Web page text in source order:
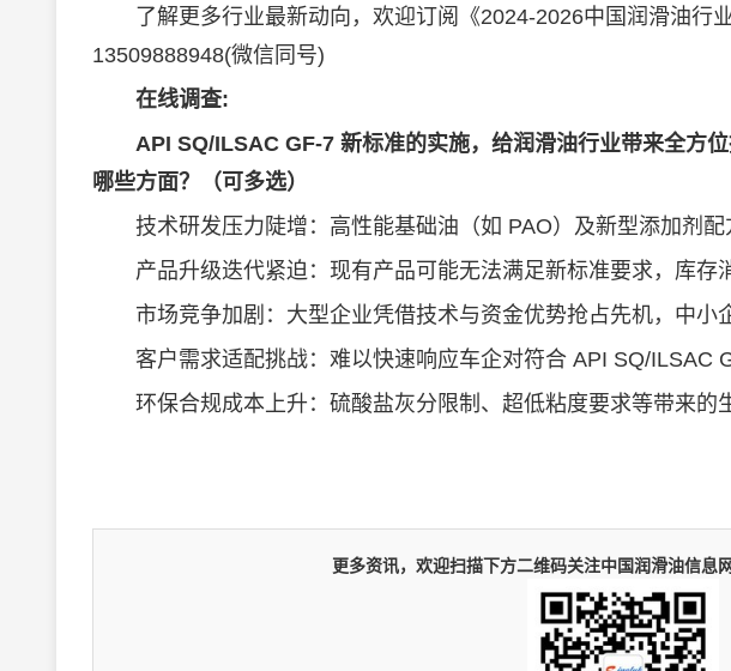
了解更多行业最新动向，欢迎订阅《2024-2026中国 润滑油行
13509888948(微信同号)
在线调查:
API SQ/ILSAC GF-7 新标准的实施，给润滑油行业带来全方
哪些方面？（可多选）
技术研发压力陡增：高性能基础油（如 PAO）及新型添加剂配
产品升级迭代紧迫：现有产品可能无法满足新标准要求，库存
市场竞争加剧：大型企业凭借技术与资金优势抢占先机，中小
客户需求适配挑战：难以快速响应车企对符合 API SQ/ILSAC
环保合规成本上升：硫酸盐灰分限制、超低粘度要求等带来的
更多资讯，欢迎扫描下方二维码关注中国润滑油信息